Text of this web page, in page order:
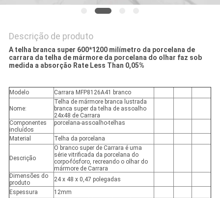
Descrição de produto
A telha branca super 600*1200 milímetro da porcelana de
carrara da telha de mármore da porcelana do olhar faz sob
medida a absorção Rate Less Than 0,05%
Modelo Carrara MFP8126A41 branco
Nome:
Telha de mármore branca lustrada
branca super da telha de assoalho
24x48 de Carrara
Componentes
incluídos
porcelana-assoalho-telhas
Material Telha da porcelana
Descrição
O branco super de Carrara é uma
série vitrificada da porcelana do
corpo-fósforo, recreando o olhar do
mármore de Carrara
Dimensões do
produto
24 x 48 x 0,47 polegadas
Espessura
12mm